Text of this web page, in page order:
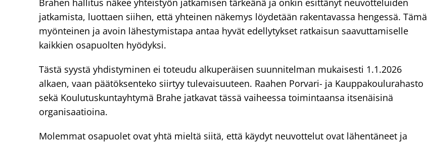
Brahen hallitus näkee yhteistyön jatkamisen tärkeänä ja onkin esittänyt neuvotteluiden
jatkamista, luottaen siihen, että yhteinen näkemys löydetään rakentavassa hengessä. Tämä
myönteinen ja avoin lähestymistapa antaa hyvät edellytykset ratkaisun saavuttamiselle
kaikkien osapuolten hyödyksi.
Tästä syystä yhdistyminen ei toteudu alkuperäisen suunnitelman mukaisesti 1.1.2026
alkaen, vaan päätöksenteko siirtyy tulevaisuuteen. Raahen Porvari- ja Kauppakoulurahasto
sekä Koulutuskuntayhtymä Brahe jatkavat tässä vaiheessa toimintaansa itsenäisinä
organisaatioina.
Molemmat osapuolet ovat yhtä mieltä siitä, että käydyt neuvottelut ovat lähentäneet ja